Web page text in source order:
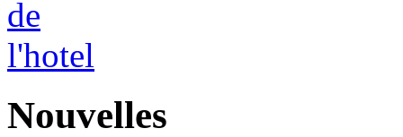
Nouvelles